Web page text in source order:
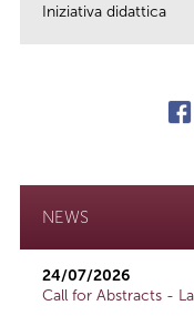
Iniziativa didattica
NEWS
24/07/2026
Call for Abstracts -